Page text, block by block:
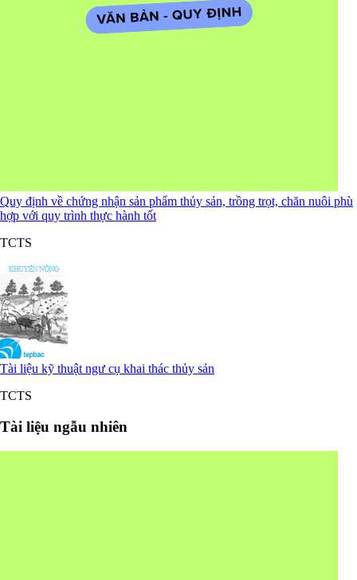
Quy định về chứng nhận sản phẩm thủy sản, trồng trọt, chăn nuôi phù
hợp với quy trình thực hành tốt
TCTS
Tài liệu kỹ thuật ngư cụ khai thác thủy sản
TCTS
Tài liệu ngẫu nhiên